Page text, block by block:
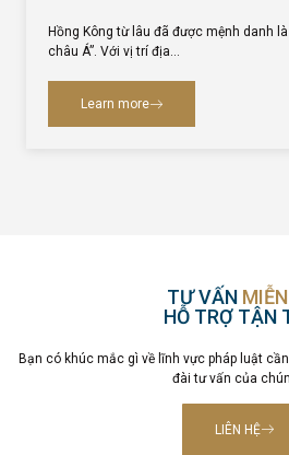
Hồng Kông từ lâu đã được mệnh danh
châu Á”. Với vị trí địa…
Learn more
TƯ VẤN
HỖ TRỢ TẬN
Bạn có khúc mắc gì về lĩnh vực pháp luật
đài tư vấn của
LIÊN HỆ